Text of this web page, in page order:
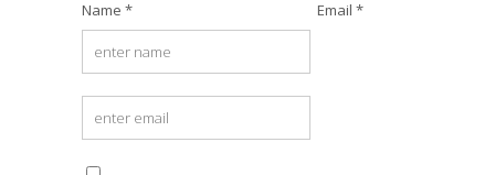
Name * Email *